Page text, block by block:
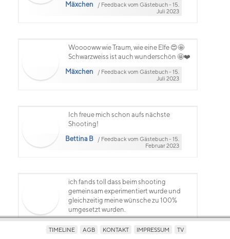
Mäxchen
/ Feedback vom Gästebuch - 15.
Juli 2023
Wooooww wie Traum, wie eine Elfe 😍🤩
Schwarzweiss ist auch wunderschön 🤩❤️
Mäxchen
/ Feedback vom Gästebuch - 15.
Juli 2023
Ich freue mich schon aufs nächste
Shooting!
Bettina B
/ Feedback vom Gästebuch - 15.
Februar 2023
ich fands toll dass beim shooting
gemeinsam experimentiert wurde und
gleichzeitig meine wünsche zu 100%
umgesetzt wurden.
TIMELINE AGB KONTAKT IMPRESSUM TV